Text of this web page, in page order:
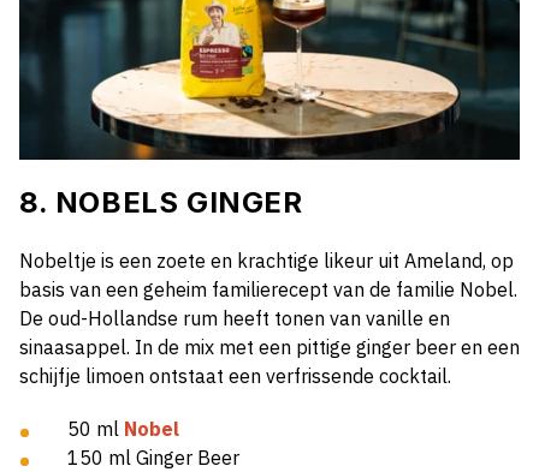
8. NOBELS GINGER
Nobeltje is een zoete en krachtige likeur uit Ameland, op
basis van een geheim familierecept van de familie Nobel.
De oud-Hollandse rum heeft tonen van vanille en
sinaasappel. In de mix met een pittige ginger beer en een
schijfje limoen ontstaat een verfrissende cocktail.
50 ml Nobel
150 ml Ginger Beer